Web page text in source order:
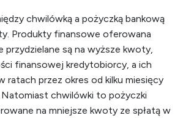
chwilówką a pożyczką bankową
Produkty finansowe oferowana
przydzielane są na wyższe kwoty,
finansowej kredytobiorcy, a ich
ratach przez okres od kilku miesięcy
chwilówki to pożyczki
na mniejsze kwoty ze spłatą w